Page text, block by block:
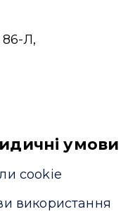
Л,
умови
cookie
використання